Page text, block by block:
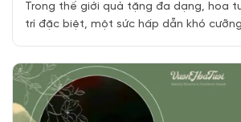
Trong thế giới quà tặng đa dạng, hoa
trí đặc biệt, một sức hấp dẫn khó
hỏi, tại sao một bó hoa đơn giản lại có
động lòng người đến [...]